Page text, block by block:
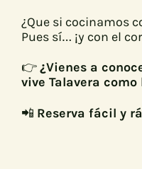
¿Que si cocinamos
Pues sí… ¡y con el
👉¿Vienes a
vive Talavera
📲 Reserva fácil y